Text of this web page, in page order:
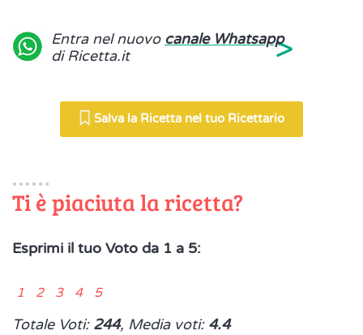
Entra nel nuovo canale Whatsapp
di Ricetta.it
>
Salva la Ricetta nel tuo Ricettario
Ti è piaciuta la ricetta?
Esprimi il tuo Voto da 1 a 5:
1 2 3 4 5
Totale Voti: 244, Media voti: 4.4